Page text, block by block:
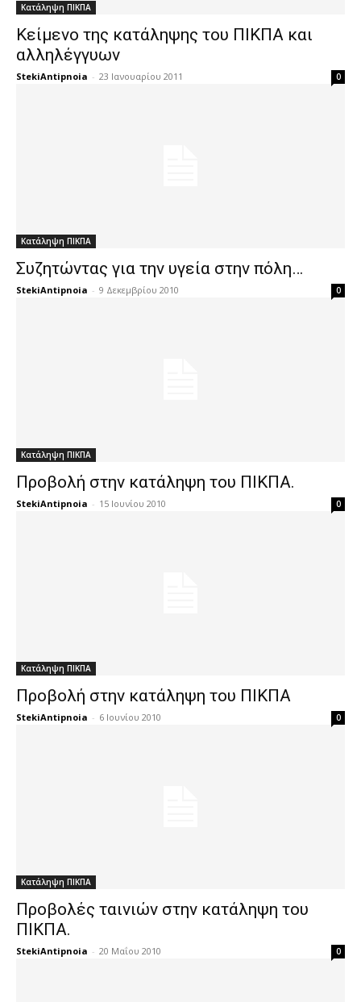
Κατάληψη ΠΙΚΠΑ
Κείμενο της κατάληψης του ΠΙΚΠΑ και
αλληλέγγυων
StekiAntipnoia - 23 Ιανουαρίου 2011 0
Κατάληψη ΠΙΚΠΑ
Συζητώντας για την υγεία στην πόλη…
StekiAntipnoia - 9 Δεκεμβρίου 2010 0
Κατάληψη ΠΙΚΠΑ
Προβολή στην κατάληψη του ΠΙΚΠΑ.
StekiAntipnoia - 15 Ιουνίου 2010 0
Κατάληψη ΠΙΚΠΑ
Προβολή στην κατάληψη του ΠΙΚΠΑ
StekiAntipnoia - 6 Ιουνίου 2010 0
Κατάληψη ΠΙΚΠΑ
Προβολές ταινιών στην κατάληψη του
ΠΙΚΠΑ.
StekiAntipnoia - 20 Μαΐου 2010 0